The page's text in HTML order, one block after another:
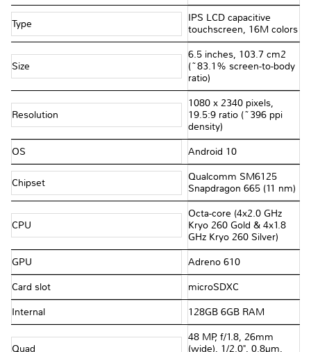
Type
IPS LCD capacitive
touchscreen, 16M colors
Size
6.5 inches, 103.7 cm2
(~83.1% screen-to-body
ratio)
Resolution
1080 x 2340 pixels,
19.5:9 ratio (~396 ppi
density)
OS Android 10
Chipset
Qualcomm SM6125
Snapdragon 665 (11 nm)
CPU
Octa-core (4x2.0 GHz
Kryo 260 Gold & 4x1.8
GHz Kryo 260 Silver)
GPU Adreno 610
Card slot microSDXC
Internal 128GB 6GB RAM
Quad
48 MP, f/1.8, 26mm
(wide), 1/2.0", 0.8µm,